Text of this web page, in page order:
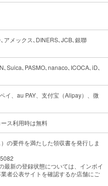
アメックス､DINERS､JCB､銀聯
､Suica､PASMO､nanaco､ICOCA､iD､
イ、au PAY、支付宝（Alipay）、微
ス利用時は無料
の要件を満たした領収書を発行しま
最新の登録状態については、インボイ
者公表サイトを確認するか店舗にご